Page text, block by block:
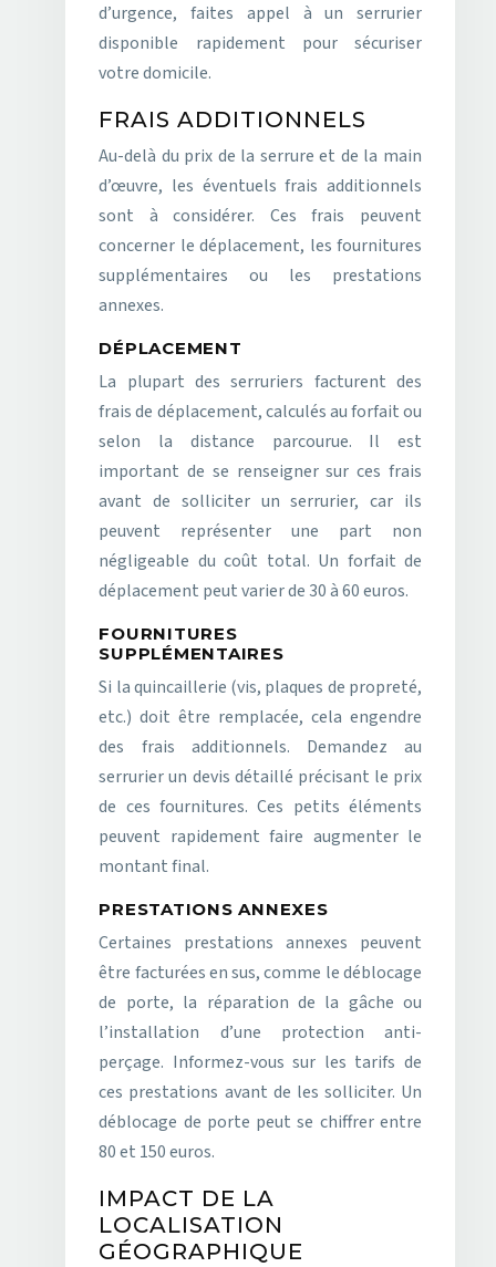
d’urgence, faites appel à un serrurier
disponible rapidement pour sécuriser
votre domicile.
FRAIS ADDITIONNELS
Au-delà du prix de la serrure et de la main
d’œuvre, les éventuels frais additionnels
sont à considérer. Ces frais peuvent
concerner le déplacement, les fournitures
supplémentaires ou les prestations
annexes.
DÉPLACEMENT
La plupart des serruriers facturent des
frais de déplacement, calculés au forfait ou
selon la distance parcourue. Il est
important de se renseigner sur ces frais
avant de solliciter un serrurier, car ils
peuvent représenter une part non
négligeable du coût total. Un forfait de
déplacement peut varier de 30 à 60 euros.
FOURNITURES
SUPPLÉMENTAIRES
Si la quincaillerie (vis, plaques de propreté,
etc.) doit être remplacée, cela engendre
des frais additionnels. Demandez au
serrurier un devis détaillé précisant le prix
de ces fournitures. Ces petits éléments
peuvent rapidement faire augmenter le
montant final.
PRESTATIONS ANNEXES
Certaines prestations annexes peuvent
être facturées en sus, comme le déblocage
de porte, la réparation de la gâche ou
l’installation d’une protection anti-
perçage. Informez-vous sur les tarifs de
ces prestations avant de les solliciter. Un
déblocage de porte peut se chiffrer entre
80 et 150 euros.
IMPACT DE LA
LOCALISATION
GÉOGRAPHIQUE